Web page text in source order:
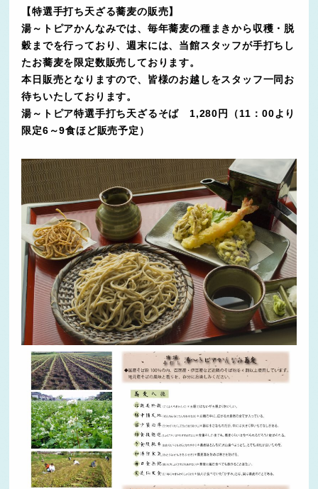
【特選手打ち天ざる蕎麦の販売】
湯～トピアかんなみでは、毎年蕎麦の種まきから収穫・脱
穀までを行っており、週末には、当館スタッフが手打ちし
たお蕎麦を限定数販売しております。
本日販売となりますので、皆様のお越しをスタッフ一同お
待ちいたしております。
湯～トピア特選手打ち天ざるそば 1,280円（11：00より
限定6～9食ほど販売予定）